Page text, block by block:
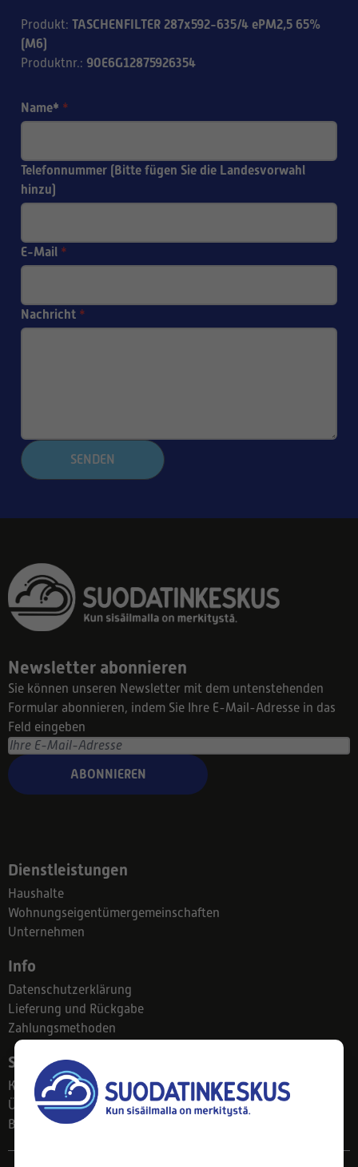
Produkt: TASCHENFILTER 287x592-635/4 ePM2,5 65%
(M6)
Produktnr.: 90E6G12875926354
Name* *
Telefonnummer (Bitte fügen Sie die Landesvorwahl
hinzu)
E-Mail *
Nachricht *
SENDEN
Newsletter abonnieren
Sie können unseren Newsletter mit dem untenstehenden
Formular abonnieren, indem Sie Ihre E-Mail-Adresse in das
Feld eingeben
ABONNIEREN
Dienstleistungen
Haushalte
Wohnungseigentümergemeinschaften
Unternehmen
Info
Datenschutzerklärung
Lieferung und Rückgabe
Zahlungsmethoden
Suodatinkeskus
Kontakt
Über uns
Blog